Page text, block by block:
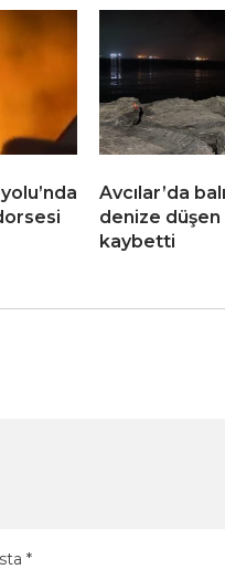
Avcılar’da
denize düşen
kaybetti
*